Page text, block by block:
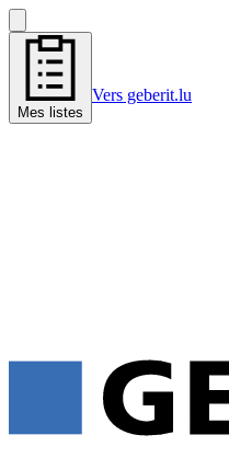
Mes listes
Vers geberit.lu